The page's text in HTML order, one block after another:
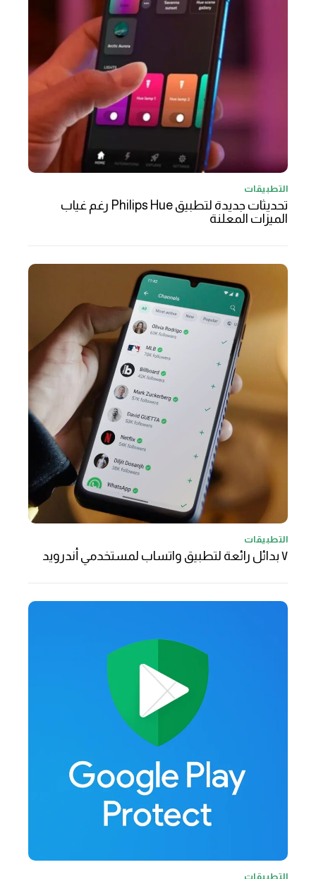
التطبيقات
تحديثات جديدة لتطبيق Philips Hue رغم غياب
الميزات المعلنة
التطبيقات
٧ بدائل رائعة لتطبيق واتساب لمستخدمي أندرويد
التطبيقات